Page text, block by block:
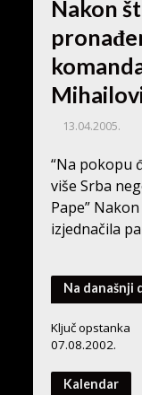
Nakon
13.04.2005.
“Na pokopu
više Srba
Pape”
izjednačila
Na današnji
Ključ opstanka
07.08.2002.
Kalendar